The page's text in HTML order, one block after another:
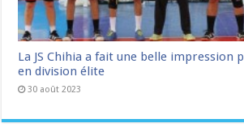
La JS Chihia a fait une belle impression
en division élite
30 août 2023